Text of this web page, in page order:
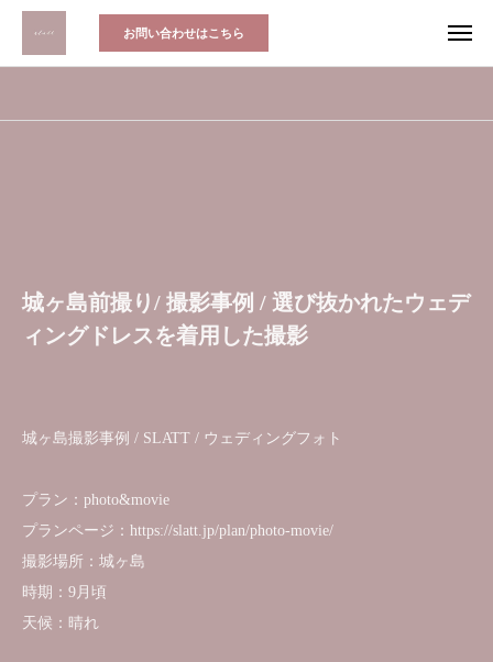
お問い合わせはこちら
城ヶ島前撮り/ 撮影事例 / 選び抜かれたウェデ
ィングドレスを着用した撮影
城ヶ島撮影事例 / SLATT / ウェディングフォト
プラン：photo&movie
プランページ：https://slatt.jp/plan/photo-movie/
撮影場所：城ヶ島
時期：9月頃
天候：晴れ